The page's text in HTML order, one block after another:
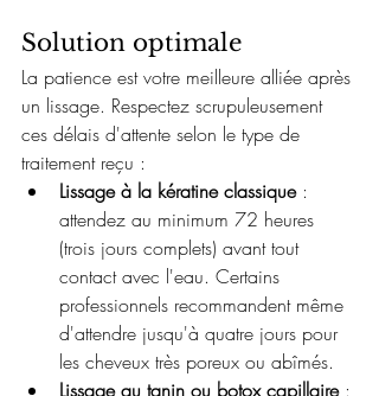
Solution optimale
La patience est votre meilleure alliée après
un lissage. Respectez scrupuleusement
ces délais d'attente selon le type de
traitement reçu :
Lissage à la kératine classique :
attendez au minimum 72 heures
(trois jours complets) avant tout
contact avec l'eau. Certains
professionnels recommandent même
d'attendre jusqu'à quatre jours pour
les cheveux très poreux ou abîmés.
Lissage au tanin ou botox capillaire :